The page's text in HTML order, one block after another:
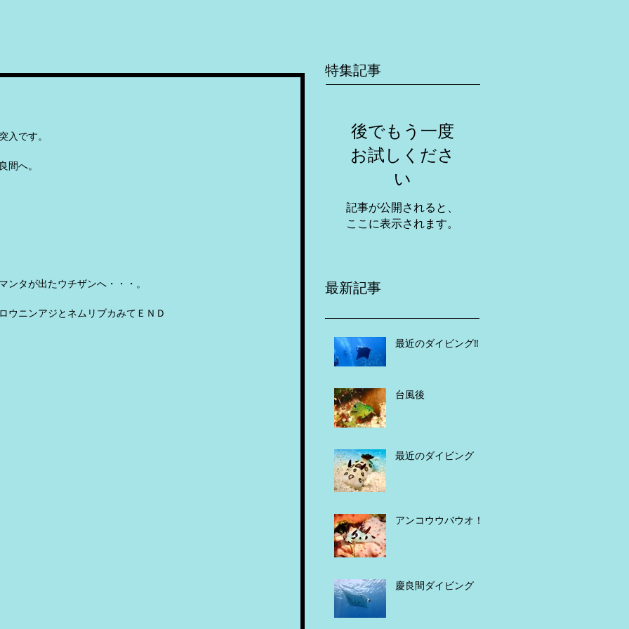
入です。
間へ。
タが出たウチザンへ・・・。
ウニンアジとネムリブカみてＥＮＤ
特集記事
後でもう一度
お試しくださ
い
記事が公開されると、
ここに表示されます。
最新記事
最近のダイビング‼️
台風後
最近のダイビング
アンコウウバウオ！
慶良間ダイビング